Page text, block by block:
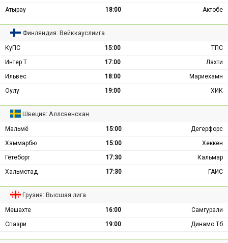
Атырау
18:00 Актобе
Финляндия: Вейккауслиига
КуПС 15:00
ТПС
Интер Т
17:00
Лахти
Ильвес
18:00
Мариехамн
Оулу
19:00 ХИК
Швеция: Аллсвенскан
Мальмё 15:00
Дегерфорс
Хаммарбю
15:00
Хеккен
Гётеборг
17:30
Кальмар
Хальмстад
17:30 ГАИС
Грузия: Высшая лига
Мешахте 16:00
Самгурали
Спаэри
19:00 Динамо Тб